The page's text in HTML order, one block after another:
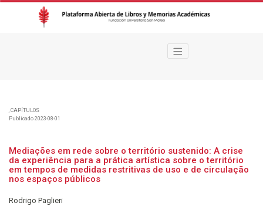
, CAPÍTULOS
Mediações em rede sobre o território sustenido: A crise
da experiência para a prática artística sobre o território
em tempos de medidas restritivas de uso e de circulação
nos espaços públicos
Publicado 2023-08-01
Rodrigo Paglieri